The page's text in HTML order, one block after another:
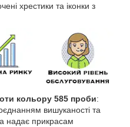
хрестики та іконки з
кольору 585 проби:
вишуканості та
надає прикрасам